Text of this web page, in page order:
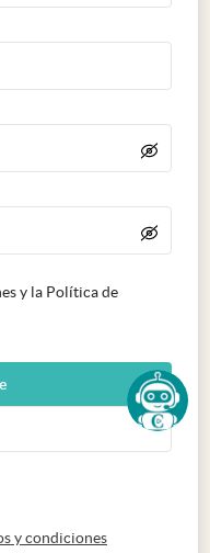
y la Política de
y condicionesabre en nueva